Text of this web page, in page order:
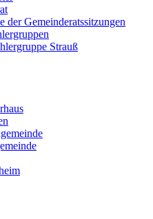
der Gemeinderatssitzungen
Strauß